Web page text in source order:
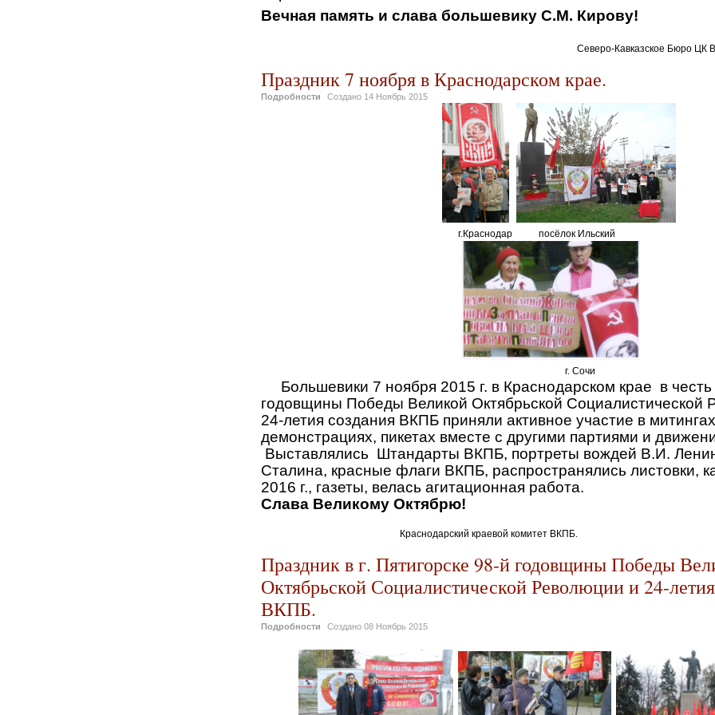
Вечная память и слава большевику С.М. Кирову!
Северо-Кавказское Бюро ЦК
Праздник 7 ноября в Краснодарском крае.
Подробности Создано 14 Ноябрь 2015
г.Краснодар посёлок Ильский
г. Сочи
Большевики 7 ноября 2015 г. в Краснодарском крае в честь
годовщины Победы Великой Октябрьской Социалистической
24-летия создания ВКПБ приняли активное участие в
демонстрациях, пикетах вместе с другими партиями и
Выставлялись Штандарты ВКПБ, портреты вождей В.И.
Сталина, красные флаги ВКПБ, распространялись листовки,
2016 г., газеты, велась агитационная работа.
Слава Великому Октябрю!
Краснодарский краевой комитет ВКПБ.
Праздник в г. Пятигорске 98-й годовщины Победы
Октябрьской Социалистической Революции и 24-
ВКПБ.
Подробности Создано 08 Ноябрь 2015